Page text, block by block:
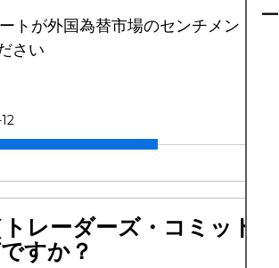
ー
トが外国為替市場のセンチメント
さい
レーダーズ・コミット
すか？